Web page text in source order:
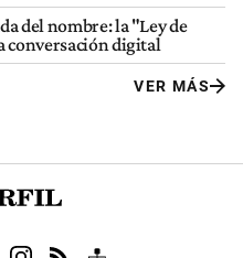
del nombre: la "Ley de
conversación digital
VER MÁS